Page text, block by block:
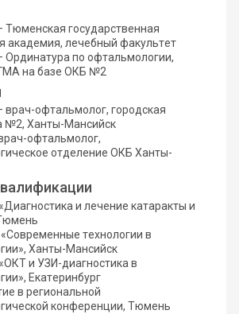
Тюменская государственная
академия, лечебный факультет
Ординатура по офтальмологии,
на базе ОКБ №2
врач-офтальмолог, городская
№2, Ханты-Мансийск
офтальмолог,
отделение ОКБ Ханты-
и лечение катаракты и
технологии в
Ханты-Мансийск
и УЗИ-диагностика в
Екатеринбург
в региональной
конференции, Тюмень